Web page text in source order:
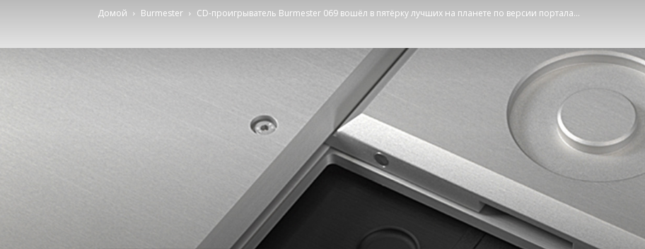
Домой Burmester CD-проигрыватель Burmester 069 вошёл в пятёрку лучших на планете по версии портала...